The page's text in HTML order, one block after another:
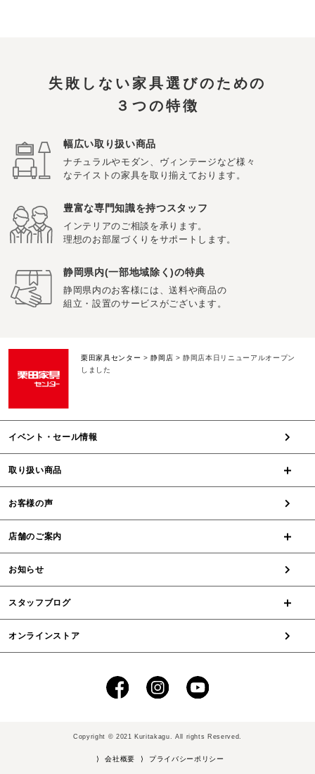
失敗しない家具選びのための
３つの特徴
幅広い取り扱い商品
ナチュラルやモダン、ヴィンテージなど様々
なテイストの家具を取り揃えております。
豊富な専門知識を持つスタッフ
インテリアのご相談を承ります。
理想のお部屋づくりをサポートします。
静岡県内(一部地域除く)の特典
静岡県内のお客様には、送料や商品の
組立・設置のサービスがございます。
栗田家具センター >静岡店 >静岡店本日リニューアルオープン
しました
イベント・セール情報
取り扱い商品
お客様の声
店舗のご案内
お知らせ
スタッフブログ
オンラインストア
Copyright © 2021 Kuritakagu. All rights Reserved.
⟩ 会社概要 ⟩ プライバシーポリシー